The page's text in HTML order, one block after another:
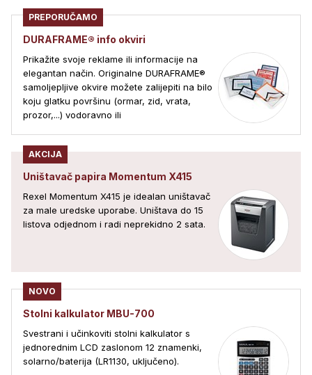
PREPORUČAMO
DURAFRAME® info okviri
Prikažite svoje reklame ili informacije na
elegantan način. Originalne DURAFRAME®
samoljepljive okvire možete zalijepiti na bilo
koju glatku površinu (ormar, zid, vrata,
prozor,...) vodoravno ili
AKCIJA
Uništavač papira Momentum X415
Rexel Momentum X415 je idealan uništavač
za male uredske uporabe. Uništava do 15
listova odjednom i radi neprekidno 2 sata.
NOVO
Stolni kalkulator MBU-700
Svestrani i učinkoviti stolni kalkulator s
jednorednim LCD zaslonom 12 znamenki,
solarno/baterija (LR1130, uključeno).